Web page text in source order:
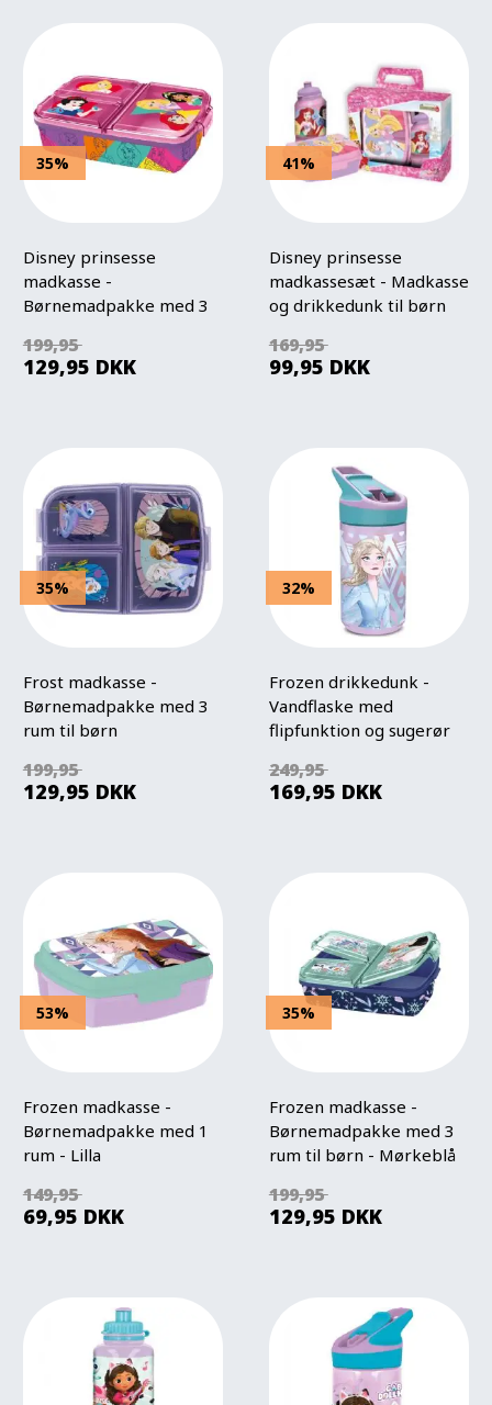
35%
Disney prinsesse
madkasse -
Børnemadpakke med 3
199,95
129,95 DKK
41%
Disney prinsesse
madkassesæt - Madkasse
og drikkedunk til børn
169,95
99,95 DKK
35%
Frost madkasse -
Børnemadpakke med 3
rum til børn
199,95
129,95 DKK
32%
Frozen drikkedunk -
Vandflaske med
flipfunktion og sugerør
249,95
169,95 DKK
53%
Frozen madkasse -
Børnemadpakke med 1
rum - Lilla
149,95
69,95 DKK
35%
Frozen madkasse -
Børnemadpakke med 3
rum til børn - Mørkeblå
199,95
129,95 DKK